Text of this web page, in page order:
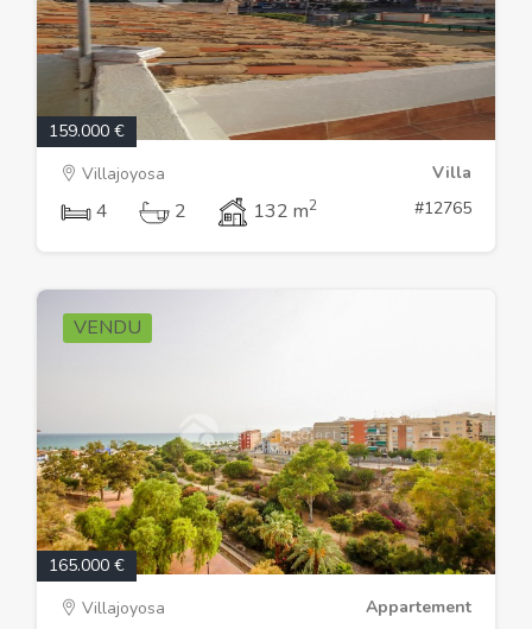
159.000 €
Villajoyosa
Villa
4 2 132 m2 #12765
VENDU
165.000 €
Villajoyosa
Appartement